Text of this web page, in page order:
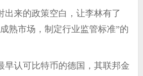
出来的政策空白，让李林有了
熟市场，制定行业监管标准”的
早认可比特币的德国，其联邦金